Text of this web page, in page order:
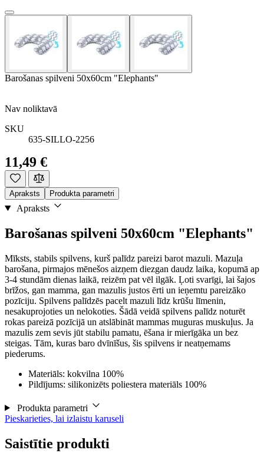
Barošanas spilveni 50x60cm "Elephants"
Nav noliktavā
SKU
635-SILLO-2256
11,49 €
Apraksts Produkta parametri
Apraksts
Barošanas spilveni 50x60cm "Elephants"
Mīksts, stabils spilvens, kurš palīdz pareizi barot mazuli. Mazuļa
barošana, pirmajos mēnešos aizņem diezgan daudz laika, kopumā ap
3-4 stundām dienas laikā, reizēm pat vēl ilgāk. Ļoti svarīgi, lai šajos
brīžos, gan mamma, gan mazulis justos ērti un ieņemtu pareizāko
pozīciju. Spilvens palīdzēs pacelt mazuli līdz krūšu līmenin,
nesakuprojoties un nelokoties. Šādā veidā spilvens palīdz noturēt
rokas pareizā pozīcijā un atslābināt mammas muguras muskuļus. Ja
mazulis zem sevis jūt stabilu pamatu, ēšana ir mierīgāka un bez
steigas. Tām, kuras baro dvīnīšus, šis spilvens ir neatņemams
piederums.
Materiāls: kokvilna 100%
Pildījums: silikonizēts poliestera materiāls 100%
Produkta parametri
Pieskarieties, lai izlaistu karuseli
Saistītie produkti